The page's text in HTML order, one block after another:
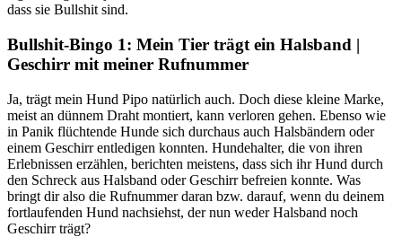
dass sie Bullshit sind.
Bullshit-Bingo 1: Mein Tier trägt ein Halsband |
Geschirr mit meiner Rufnummer
Ja, trägt mein Hund Pipo natürlich auch. Doch diese kleine Marke,
meist an dünnem Draht montiert, kann verloren gehen. Ebenso wie
in Panik flüchtende Hunde sich durchaus auch Halsbändern oder
einem Geschirr entledigen konnten. Hundehalter, die von ihren
Erlebnissen erzählen, berichten meistens, dass sich ihr Hund durch
den Schreck aus Halsband oder Geschirr befreien konnte. Was
bringt dir also die Rufnummer daran bzw. darauf, wenn du deinem
fortlaufenden Hund nachsiehst, der nun weder Halsband noch
Geschirr trägt?